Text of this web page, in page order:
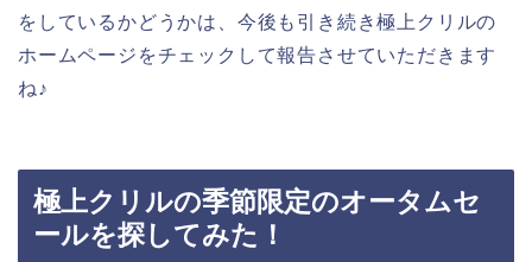
をしているかどうかは、今後も引き続き極上クリルの
ホームページをチェックして報告させていただきます
ね♪
極上クリルの季節限定のオータムセ
ールを探してみた！